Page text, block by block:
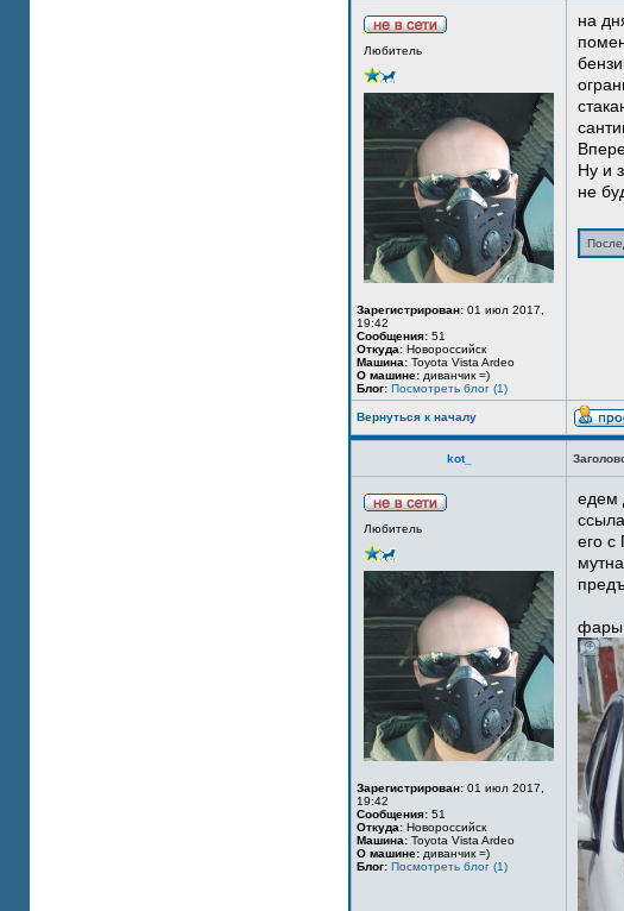
Любитель
Зарегистрирован: 01 июл 2017,
19:42
Сообщения: 51
Откуда: Новороссийск
Машина: Toyota Vista Ardeo
О машине: диванчик =)
Блог: Посмотреть блог (1)
на
Ну и
не
Вернуться к началу
kot_
Любитель
Зарегистрирован: 01 июл 2017,
19:42
Сообщения: 51
Откуда: Новороссийск
Машина: Toyota Vista Ardeo
О машине: диванчик =)
Блог: Посмотреть блог (1)
едем
его с
фары